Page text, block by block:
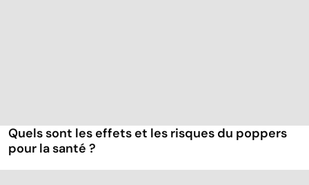
Quels sont les effets et les risques du poppers
pour la santé ?